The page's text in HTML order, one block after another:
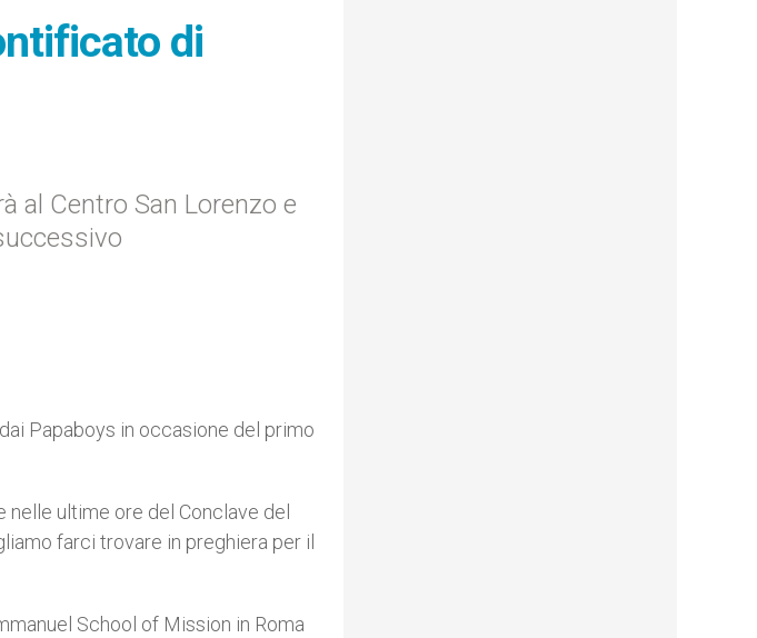
di
al Centro San Lorenzo e
Papaboys in occasione del primo
nelle ultime ore del Conclave del
farci trovare in preghiera per il
School of Mission in Roma